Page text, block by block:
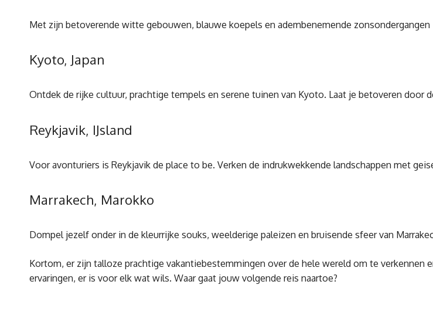
Met zijn betoverende witte gebouwen, blauwe koepels en adembenemende
Kyoto, Japan
Ontdek de rijke cultuur, prachtige tempels en serene tuinen van Kyoto. Laat je betoveren door
Reykjavik, IJsland
Voor avonturiers is Reykjavik de place to be. Verken de indrukwekkende landschappen met
Marrakech, Marokko
Dompel jezelf onder in de kleurrijke souks, weelderige paleizen en bruisende sfeer van
Kortom, er zijn talloze prachtige vakantiebestemmingen over de hele wereld om te
ervaringen, er is voor elk wat wils. Waar gaat jouw volgende reis naartoe?